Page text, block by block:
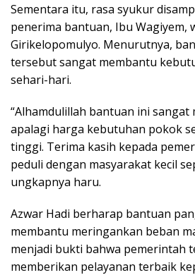
Sementara itu, rasa syukur
penerima bantuan, Ibu Wagiyem,
Girikelopomulyo. Menurutnya,
tersebut sangat membantu
sehari-hari.
“Alhamdulillah bantuan ini sangat
apalagi harga kebutuhan pokok
tinggi. Terima kasih kepada
peduli dengan masyarakat kecil
ungkapnya haru.
Azwar Hadi berharap bantuan
membantu meringankan beban
menjadi bukti bahwa pemerintah
memberikan pelayanan terbaik